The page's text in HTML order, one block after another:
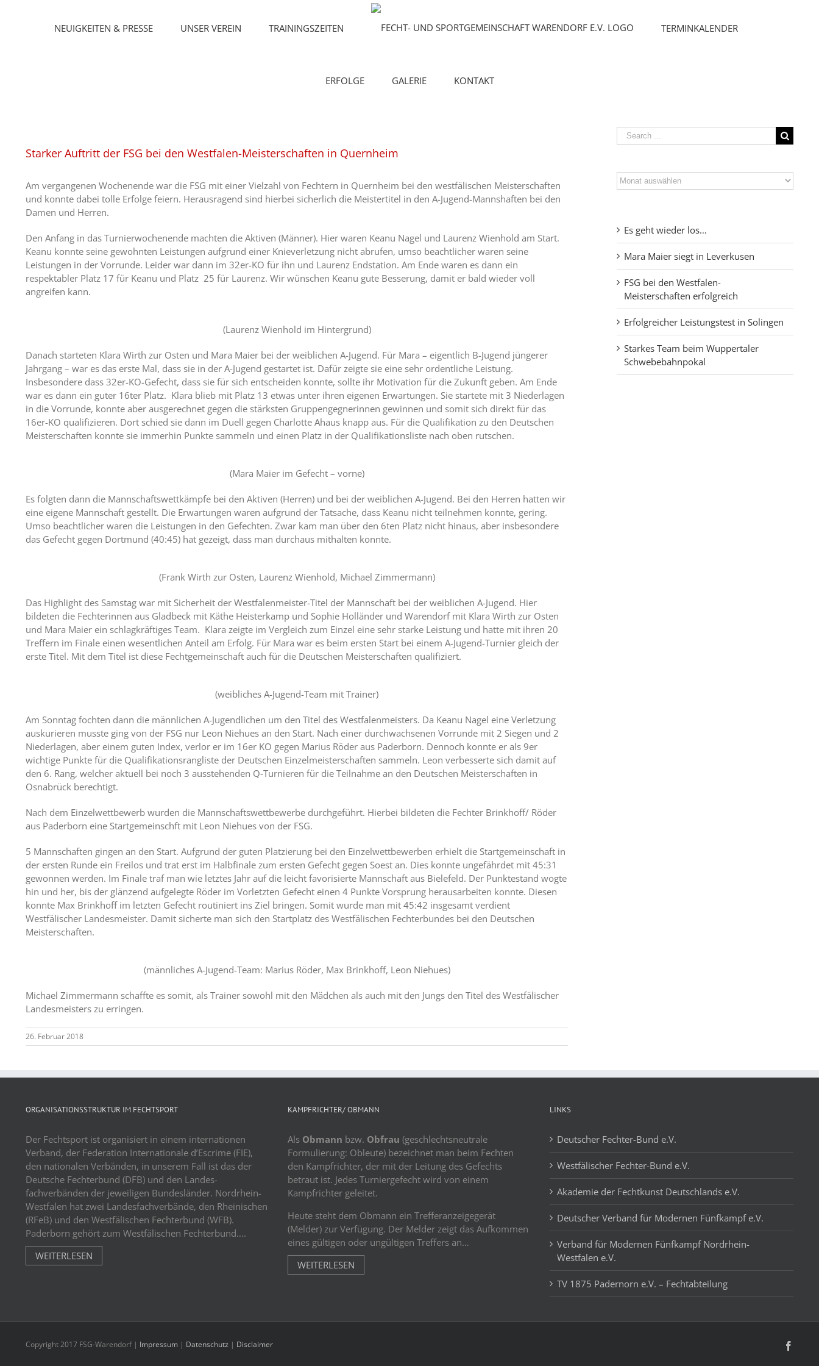
NEUIGKEITEN & PRESSE UNSER VEREIN TRAININGSZEITEN TERMINKALENDER
ERFOLGE GALERIE KONTAKT
Larger
Image
Starker Auftritt der FSG bei den Westfalen-Meisterschaften in Quernheim
Am vergangenen Wochenende war die FSG mit einer Vielzahl von Fechtern in Quernheim bei den westfälischen Meisterschaften
und konnte dabei tolle Erfolge feiern. Herausragend sind hierbei sicherlich die Meistertitel in den A-Jugend-Mannshaften bei den
Damen und Herren.
Den Anfang in das Turnierwochenende machten die Aktiven (Männer). Hier waren Keanu Nagel und Laurenz Wienhold am Start.
Keanu konnte seine gewohnten Leistungen aufgrund einer Knieverletzung nicht abrufen, umso beachtlicher waren seine
Leistungen in der Vorrunde. Leider war dann im 32er-KO für ihn und Laurenz Endstation. Am Ende waren es dann ein
respektabler Platz 17 für Keanu und Platz 25 für Laurenz. Wir wünschen Keanu gute Besserung, damit er bald wieder voll
angreifen kann.
(Laurenz Wienhold im Hintergrund)
Danach starteten Klara Wirth zur Osten und Mara Maier bei der weiblichen A-Jugend. Für Mara – eigentlich B-Jugend jüngerer
Jahrgang – war es das erste Mal, dass sie in der A-Jugend gestartet ist. Dafür zeigte sie eine sehr ordentliche Leistung.
Insbesondere dass 32er-KO-Gefecht, dass sie für sich entscheiden konnte, sollte ihr Motivation für die Zukunft geben. Am Ende
war es dann ein guter 16ter Platz. Klara blieb mit Platz 13 etwas unter ihren eigenen Erwartungen. Sie startete mit 3 Niederlagen
in die Vorrunde, konnte aber ausgerechnet gegen die stärksten Gruppengegnerinnen gewinnen und somit sich direkt für das
16er-KO qualifizieren. Dort schied sie dann im Duell gegen Charlotte Ahaus knapp aus. Für die Qualifikation zu den Deutschen
Meisterschaften konnte sie immerhin Punkte sammeln und einen Platz in der Qualifikationsliste nach oben rutschen.
(Mara Maier im Gefecht – vorne)
Es folgten dann die Mannschaftswettkämpfe bei den Aktiven (Herren) und bei der weiblichen A-Jugend. Bei den Herren hatten wir
eine eigene Mannschaft gestellt. Die Erwartungen waren aufgrund der Tatsache, dass Keanu nicht teilnehmen konnte, gering.
Umso beachtlicher waren die Leistungen in den Gefechten. Zwar kam man über den 6ten Platz nicht hinaus, aber insbesondere
das Gefecht gegen Dortmund (40:45) hat gezeigt, dass man durchaus mithalten konnte.
(Frank Wirth zur Osten, Laurenz Wienhold, Michael Zimmermann)
Das Highlight des Samstag war mit Sicherheit der Westfalenmeister-Titel der Mannschaft bei der weiblichen A-Jugend. Hier
bildeten die Fechterinnen aus Gladbeck mit Käthe Heisterkamp und Sophie Holländer und Warendorf mit Klara Wirth zur Osten
und Mara Maier ein schlagkräftiges Team. Klara zeigte im Vergleich zum Einzel eine sehr starke Leistung und hatte mit ihren 20
Treffern im Finale einen wesentlichen Anteil am Erfolg. Für Mara war es beim ersten Start bei einem A-Jugend-Turnier gleich der
erste Titel. Mit dem Titel ist diese Fechtgemeinschaft auch für die Deutschen Meisterschaften qualifiziert.
(weibliches A-Jugend-Team mit Trainer)
Am Sonntag fochten dann die männlichen A-Jugendlichen um den Titel des Westfalenmeisters. Da Keanu Nagel eine Verletzung
auskurieren musste ging von der FSG nur Leon Niehues an den Start. Nach einer durchwachsenen Vorrunde mit 2 Siegen und 2
Niederlagen, aber einem guten Index, verlor er im 16er KO gegen Marius Röder aus Paderborn. Dennoch konnte er als 9er
wichtige Punkte für die Qualifikationsrangliste der Deutschen Einzelmeisterschaften sammeln. Leon verbesserte sich damit auf
den 6. Rang, welcher aktuell bei noch 3 ausstehenden Q-Turnieren für die Teilnahme an den Deutschen Meisterschaften in
Osnabrück berechtigt.
Nach dem Einzelwettbewerb wurden die Mannschaftswettbewerbe durchgeführt. Hierbei bildeten die Fechter Brinkhoff/ Röder
aus Paderborn eine Startgemeinschft mit Leon Niehues von der FSG.
5 Mannschaften gingen an den Start. Aufgrund der guten Platzierung bei den Einzelwettbewerben erhielt die Startgemeinschaft in
der ersten Runde ein Freilos und trat erst im Halbfinale zum ersten Gefecht gegen Soest an. Dies konnte ungefährdet mit 45:31
gewonnen werden. Im Finale traf man wie letztes Jahr auf die leicht favorisierte Mannschaft aus Bielefeld. Der Punktestand wogte
hin und her, bis der glänzend aufgelegte Röder im Vorletzten Gefecht einen 4 Punkte Vorsprung herausarbeiten konnte. Diesen
konnte Max Brinkhoff im letzten Gefecht routiniert ins Ziel bringen. Somit wurde man mit 45:42 insgesamt verdient
Westfälischer Landesmeister. Damit sicherte man sich den Startplatz des Westfälischen Fechterbundes bei den Deutschen
Meisterschaften.
(männliches A-Jugend-Team: Marius Röder, Max Brinkhoff, Leon Niehues)
Michael Zimmermann schaffte es somit, als Trainer sowohl mit den Mädchen als auch mit den Jungs den Titel des Westfälischer
Landesmeisters zu erringen.
26. Februar 2018
Search
for:
Archiv
Es geht wieder los…
Mara Maier siegt in Leverkusen
FSG bei den Westfalen-
Meisterschaften erfolgreich
Erfolgreicher Leistungstest in Solingen
Starkes Team beim Wuppertaler
Schwebebahnpokal
ORGANISATIONSSTRUKTUR IM FECHTSPORT
Der Fechtsport ist organisiert in einem internationen
Verband, der Federation Internationale d’Escrime (FIE),
den nationalen Verbänden, in unserem Fall ist das der
Deutsche Fechterbund (DFB) und den Landes-
fachverbänden der jeweiligen Bundesländer. Nordrhein-
Westfalen hat zwei Landesfachverbände, den Rheinischen
(RFeB) und den Westfälischen Fechterbund (WFB).
Paderborn gehört zum Westfälischen Fechterbund….
WEITERLESEN
KAMPFRICHTER/ OBMANN
Als Obmann bzw. Obfrau (geschlechtsneutrale
Formulierung: Obleute) bezeichnet man beim Fechten
den Kampfrichter, der mit der Leitung des Gefechts
betraut ist. Jedes Turniergefecht wird von einem
Kampfrichter geleitet.
Heute steht dem Obmann ein Trefferanzeigegerät
(Melder) zur Verfügung. Der Melder zeigt das Aufkommen
eines gültigen oder ungültigen Treffers an…
WEITERLESEN
LINKS
Deutscher Fechter-Bund e.V.
Westfälischer Fechter-Bund e.V.
Akademie der Fechtkunst Deutschlands e.V.
Deutscher Verband für Modernen Fünfkampf e.V.
Verband für Modernen Fünfkampf Nordrhein-
Westfalen e.V.
TV 1875 Padernorn e.V. – Fechtabteilung
Copyright 2017 FSG-Warendorf | Impressum | Datenschutz | Disclaimer